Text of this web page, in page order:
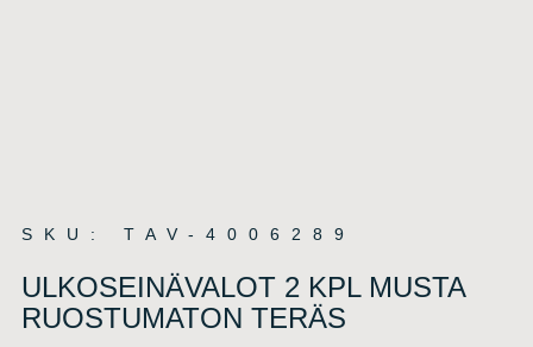
SKU: TAV-4006289
ULKOSEINÄVALOT 2 KPL MUSTA
RUOSTUMATON TERÄS